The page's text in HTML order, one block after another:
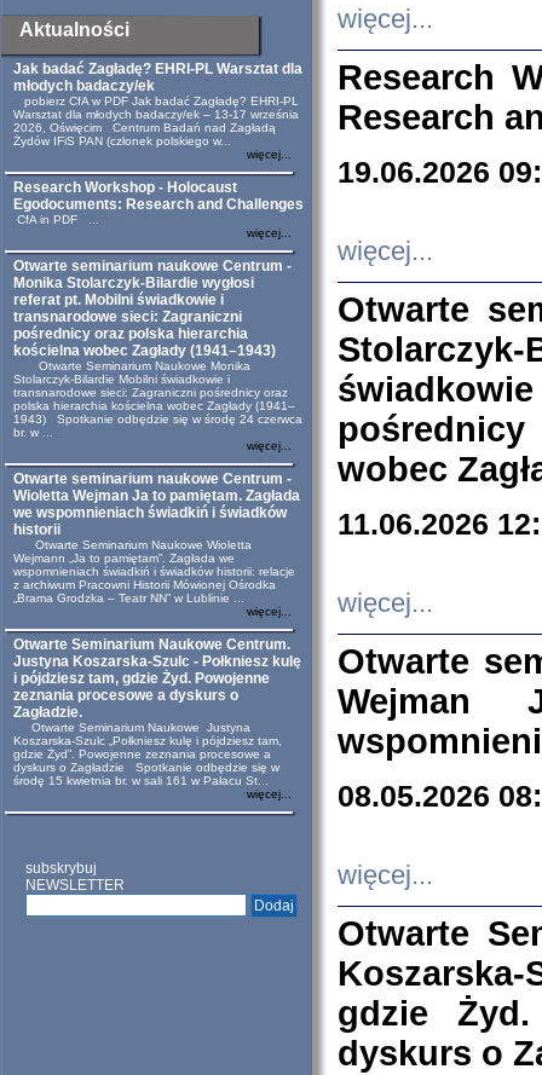
Aktualności
Jak badać Zagładę? EHRI-PL Warsztat dla
młodych badaczy/ek
pobierz CfA w PDF Jak badać Zagładę? EHRI-PL
Warsztat dla młodych badaczy/ek – 13-17 września
2026, Oświęcim Centrum Badań nad Zagładą
Żydów IFiS PAN (członek polskiego w...
więcej...
Research Workshop - Holocaust
Egodocuments: Research and Challenges
CfA in PDF ...
więcej...
Otwarte seminarium naukowe Centrum -
Monika Stolarczyk-Bilardie wygłosi
referat pt. Mobilni świadkowie i
transnarodowe sieci: Zagraniczni
pośrednicy oraz polska hierarchia
kościelna wobec Zagłady (1941–1943)
Otwarte Seminarium Naukowe Monika
Stolarczyk-Bilardie Mobilni świadkowie i
transnarodowe sieci: Zagraniczni pośrednicy oraz
polska hierarchia kościelna wobec Zagłady (1941–
1943) Spotkanie odbędzie się w środę 24 czerwca
br. w ...
więcej...
Otwarte seminarium naukowe Centrum -
Wioletta Wejman Ja to pamiętam. Zagłada
we wspomnieniach świadkiń i świadków
historii
Otwarte Seminarium Naukowe Wioletta
Wejmann „Ja to pamiętam”. Zagłada we
wspomnieniach świadkiń i świadków historii: relacje
z archiwum Pracowni Historii Mówionej Ośrodka
„Brama Grodzka – Teatr NN” w Lublinie ...
więcej...
Otwarte Seminarium Naukowe Centrum.
Justyna Koszarska-Szulc - Połkniesz kulę
i pójdziesz tam, gdzie Żyd. Powojenne
zeznania procesowe a dyskurs o
Zagładzie.
Otwarte Seminarium Naukowe Justyna
Koszarska-Szulc „Połkniesz kulę i pójdziesz tam,
gdzie Żyd”. Powojenne zeznania procesowe a
dyskurs o Zagładzie Spotkanie odbędzie się w
środę 15 kwietnia br. w sali 161 w Pałacu St...
więcej...
subskrybuj
NEWSLETTER
więcej...
Research
Research
19.06.2026
więcej...
Otwarte
wobec
11.06.2026
więcej...
Otwarte
Wejman
08.05.2026
więcej...
Otwarte
Koszarska-
gdzie
dyskurs o